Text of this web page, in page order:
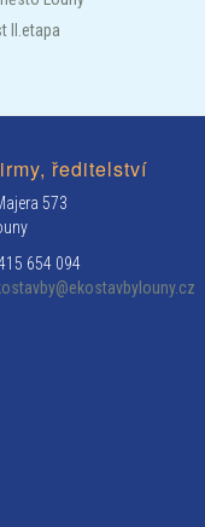
II.etapa
ředitelství
573
654 094